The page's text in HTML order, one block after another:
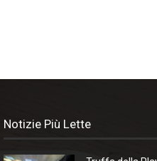
Notizie Più Lette